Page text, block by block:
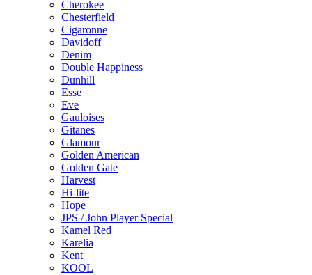
Cherokee
Chesterfield
Cigaronne
Davidoff
Denim
Double Happiness
Dunhill
Esse
Eve
Gauloises
Gitanes
Glamour
Golden American
Golden Gate
Harvest
Hi-lite
Hope
JPS / John Player Special
Kamel Red
Karelia
Kent
KOOL